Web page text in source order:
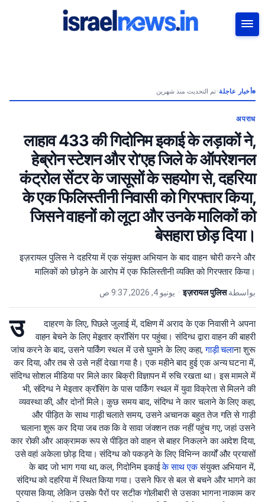
أخبار عاجلة•تم التحديث منذ شهرين
अपराध
लाहाव 433 की गिदोनिम इकाई के लड़ाकों ने,
हेब्रोन स्टेशन और रो’एह जिले के ऑपरेशनल
कंट्रोल सेंटर के जासूसों के सहयोग से, दहरिया
के एक फिलिस्तीनी निवासी को गिरफ्तार किया,
जिसने वाहनों को लूटा और उनके मालिकों को
बेसहारा छोड़ दिया।
इज़रायल पुलिस ने दहरिया में एक संयुक्त अभियान के बाद वाहन चोरी करने और
मालिकों को छोड़ने के आरोप में एक फिलिस्तीनी व्यक्ति को गिरफ्तार किया।
بواسطةइज़रायल पुलिस
• يونيو 4, 2026, 9:37 ص
उ
दाहरण के लिए, पिछले जुलाई में, दक्षिण में अराद के एक निवासी ने अपना
वाहन बेचने के लिए मेइतार क्रॉसिंग पर पहुंचा। संदिग्ध द्वारा वाहन की बाहरी
जांच करने के बाद, उसने पार्किंग स्थल में उसे घुमाने के लिए कहा,गाड़ी चलाना शुरू
कर दिया, और तब से उसे नहीं देखा गया है। एक महीने बाद हुई एक अन्य घटना में,
संदिग्ध सोशल मीडिया पर मिले कार बिक्री विज्ञापन में रुचि रखता था। इस मामले में
भी, संदिग्ध ने मेइतार क्रॉसिंग के पास पार्किंग स्थल में युवा विक्रेता से मिलने की
व्यवस्था की, और दोनों मिले। कुछ समय बाद, संदिग्ध ने कार चलाने के लिए कहा,
और पीड़ित के साथ गाड़ी चलाते समय, उसने अचानक बहुत तेज गति से गाड़ी
चलाना शुरू कर दिया जब तक कि वे सावा जंक्शन तक नहीं पहुंच गए, जहां उसने
कार रोकी और आक्रामक रूप से पीड़ित को वाहन से बाहर निकलने का आदेश दिया,
उसे वहां अकेला छोड़ दिया। संदिग्ध को पकड़ने के लिए विभिन्न कार्यों और प्रयासों
के बाद जो भाग गया था, कल, गिदोनिम इकाईके साथ एकसंयुक्त अभियान में,
संदिग्ध को दहरिया में स्थित किया गया। उसने फिर से बल से बचने और भागने का
प्रयास किया, लेकिन उसके पैरों पर सटीक गोलीबारी से उसका भागना नाकाम कर